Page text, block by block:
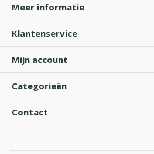
Meer informatie
Klantenservice
Mijn account
Categorieën
Contact